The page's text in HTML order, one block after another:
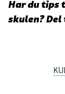
Har du tips
skulen?